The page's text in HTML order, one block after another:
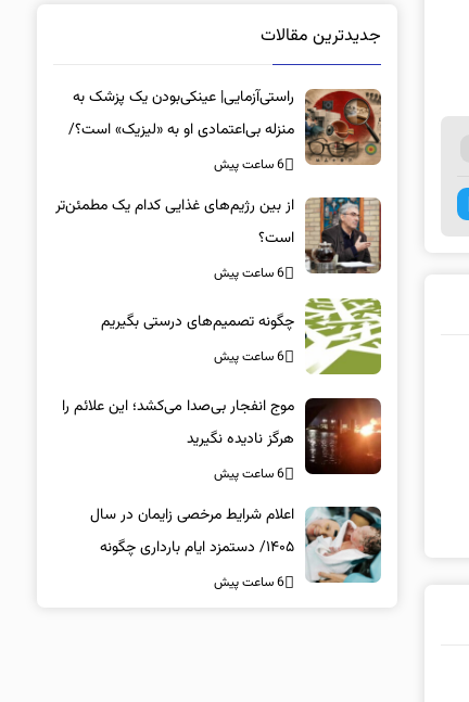
جدیدترین مقالات
راستی‌آزمایی| عینکی‌بودن یک پزشک به
منزله بی‌اعتمادی او به «لیزیک» است؟/
جراحان، چشم فرزندان خود را لیزیک
می‌کنند؟
6 ساعت پیش
از بین رژیم‌های غذایی کدام یک مطمئن‌تر
است؟‌
6 ساعت پیش
چگونه تصمیم‌های درستی بگیریم
6 ساعت پیش
موج انفجار بی‌صدا می‌کشد؛ این علائم را
هرگز نادیده نگیرید
6 ساعت پیش
اعلام شرایط مرخصی زایمان در سال
۱۴۰۵/ دستمزد ایام بارداری چگونه
پرداخت می‌شود؟
6 ساعت پیش